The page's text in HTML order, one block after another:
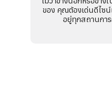
ของ คุณต้องเด่นดีไซน์
อยู่ทุกสถานกา